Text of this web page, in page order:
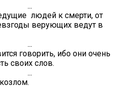
людей к смерти, от
верующих ведут в
говорить, ибо они очень
своих слов.